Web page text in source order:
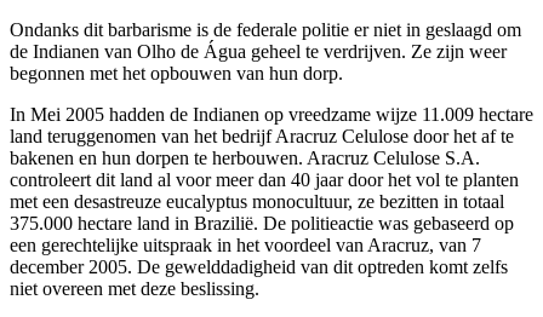
Ondanks dit barbarisme is de federale politie er niet in geslaagd om
de Indianen van Olho de Água geheel te verdrijven. Ze zijn weer
begonnen met het opbouwen van hun dorp.
In Mei 2005 hadden de Indianen op vreedzame wijze 11.009 hectare
land teruggenomen van het bedrijf Aracruz Celulose door het af te
bakenen en hun dorpen te herbouwen. Aracruz Celulose S.A.
controleert dit land al voor meer dan 40 jaar door het vol te planten
met een desastreuze eucalyptus monocultuur, ze bezitten in totaal
375.000 hectare land in Brazilië. De politieactie was gebaseerd op
een gerechtelijke uitspraak in het voordeel van Aracruz, van 7
december 2005. De gewelddadigheid van dit optreden komt zelfs
niet overeen met deze beslissing.